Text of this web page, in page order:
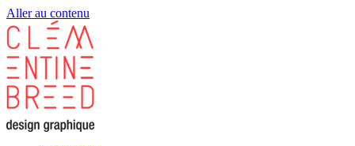
Aller au contenu